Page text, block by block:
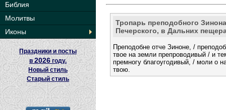
Библия
Молитвы
Иконы
Праздники и посты
в2026 году.
Новый стиль
Старый стиль
Тропарь преподобного
Печерского, в Дальних
Преподобне отче Зиноне, /
твое на земли препроводивый / и
премногу благоугодивый, / моли о
твою.